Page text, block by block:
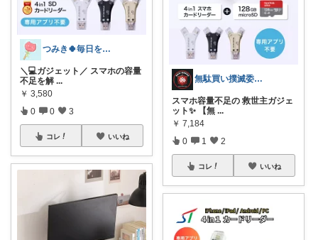
つみき🍀毎日をご機嫌にする♡
＼💻ガジェット／ スマホの容量
不足を解 ...
￥ 3,580
0 0 3
コレ いいね
無駄買い撲滅委員長の50代＠楽天ガチ勢
スマホ容量不足の 救世主ガジェ
ット✨ 【無 ...
￥ 7,184
0 1 2
コレ いいね